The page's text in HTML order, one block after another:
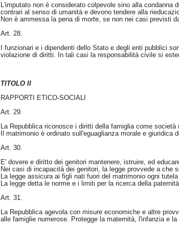
L'imputato non è considerato colpevole sino alla
contrari al senso di umanità e devono tendere alla
Non è ammessa la pena di morte, se non nei casi previsti
Art. 28.
I funzionari e i dipendenti dello Stato e degli enti pubblici
violazione di diritti. In tali casi la responsabilità civile si
TITOLO II
RAPPORTI ETICO-SOCIALI
Art. 29.
La Repubblica riconosce i diritti della famiglia come società
Il matrimonio è ordinato sull'eguaglianza morale e
Art. 30.
E' dovere e diritto dei genitori mantenere, istruire, ed
Nei casi di incapacità dei genitori, la legge provvede a che
La legge assicura ai figli nati fuori del matrimonio ogni
La legge detta le norme e i limiti per la ricerca della paternità.
Art. 31.
La Repubblica agevola con misure economiche e altre
alle famiglie numerose. Protegge la maternità, l'infanzia e